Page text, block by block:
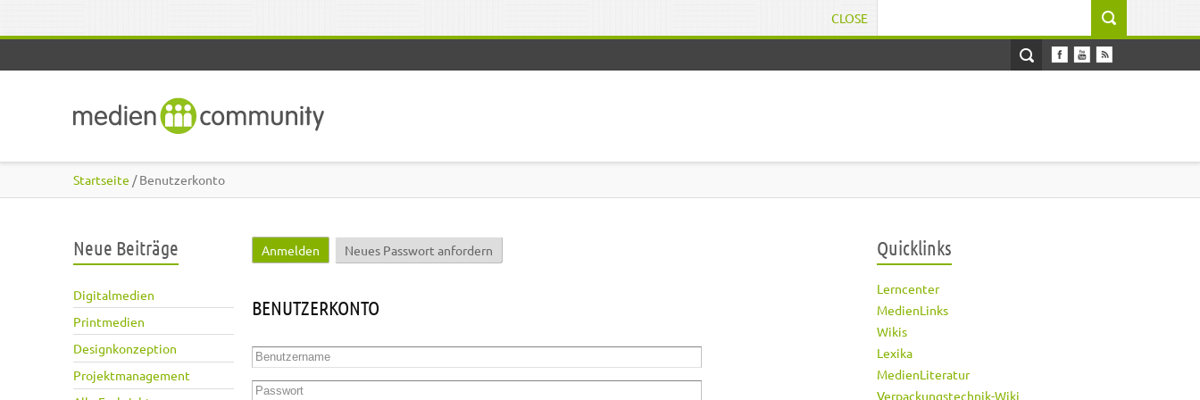
CLOSE
Startseite / Benutzerkonto
Neue Beiträge
Digitalmedien
Printmedien
Designkonzeption
Projektmanagement
Haupt-Reiter
Anmelden (aktiver Reiter)
Neues Passwort anfordern
BENUTZERKONTO
Benutzername
Passwort
Quicklinks
Lerncenter
MedienLinks
Wikis
Lexika
MedienLiteratur
Verpackungstechnik-Wiki